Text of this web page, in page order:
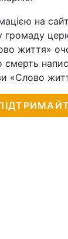
на
громаду
життя»
«Слово